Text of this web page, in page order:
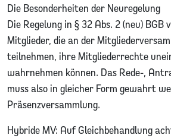
Die Besonderheiten der Neuregelung
Die Regelung in § 32 Abs. 2 (neu) BGB
Mitglieder, die an der
teilnehmen, ihre Mitgliederrechte
wahrnehmen können. Das Rede-,
muss also in gleicher Form gewahrt
Präsenzversammlung.
Hybride MV: Auf Gleichbehandlung